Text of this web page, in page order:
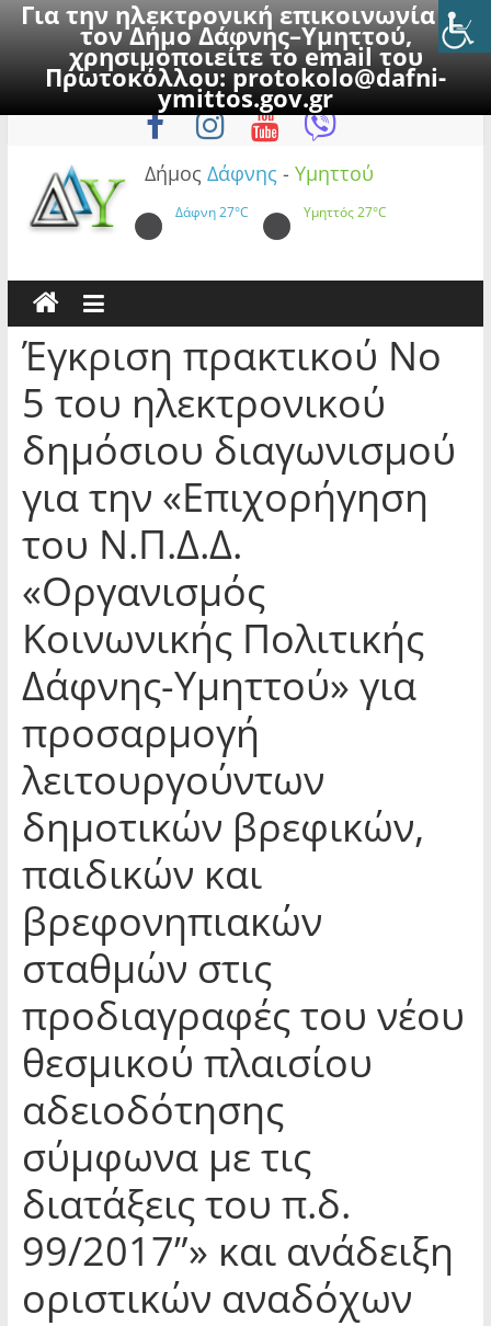
Για την ηλεκτρονική επικοινωνία με
τον Δήμο Δάφνης–Υμηττού,
χρησιμοποιείτε το email του
Πρωτοκόλλου:protokolo@dafni-
ymittos.gov.gr
to
Παρασκευή, 7 Αυγούστου 2026
Δήμος Δάφνης - Υμηττού
Δάφνη27°C Υμηττός27°C
Έγκριση πρακτικού Νο
5 του ηλεκτρονικού
δημόσιου διαγωνισμού
για την «Επιχορήγηση
του Ν.Π.Δ.Δ.
«Οργανισμός
Κοινωνικής Πολιτικής
Δάφνης-Υμηττού» για
προσαρμογή
λειτουργούντων
δημοτικών βρεφικών,
παιδικών και
βρεφονηπιακών
σταθμών στις
προδιαγραφές του νέου
θεσμικού πλαισίου
αδειοδότησης
σύμφωνα με τις
διατάξεις του π.δ.
99/2017”» και ανάδειξη
οριστικών αναδόχων